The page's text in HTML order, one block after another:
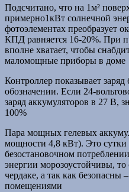
Подсчитано, что на 1м²
примерно1кВт солнечной
фотоэлементах преобразует
КПД равняется 16-20%. При
вполне хватает, чтобы
маломощные приборы в доме
Контроллер показывает
обозначении. Если 24-
заряд аккумуляторов в 27 В,
100%
Пара мощных гелевых
мощности 4,8 кВт). Это сутки
безостановочном
энергии морозоустойчивы,
чердаке, а так как
помещениями